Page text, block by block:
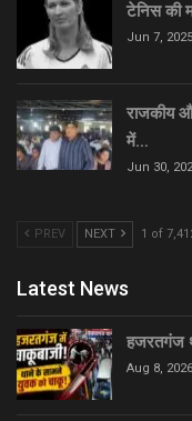
टेनिस की
Jun 7, 2025
राजकीय
में…
Jun 30,
PREV NEXT 1 of
Latest News
हजरतगंज
Aug 8, 2026